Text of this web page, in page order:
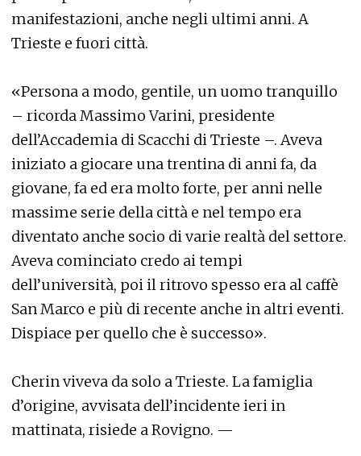
manifestazioni, anche negli ultimi anni. A
Trieste e fuori città.
«Persona a modo, gentile, un uomo tranquillo
– ricorda Massimo Varini, presidente
dell’Accademia di Scacchi di Trieste –. Aveva
iniziato a giocare una trentina di anni fa, da
giovane, fa ed era molto forte, per anni nelle
massime serie della città e nel tempo era
diventato anche socio di varie realtà del settore.
Aveva cominciato credo ai tempi
dell’università, poi il ritrovo spesso era al caffè
San Marco e più di recente anche in altri eventi.
Dispiace per quello che è successo».
Cherin viveva da solo a Trieste. La famiglia
d’origine, avvisata dell’incidente ieri in
mattinata, risiede a Rovigno. —